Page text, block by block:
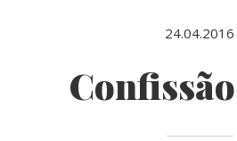
24.04.2016